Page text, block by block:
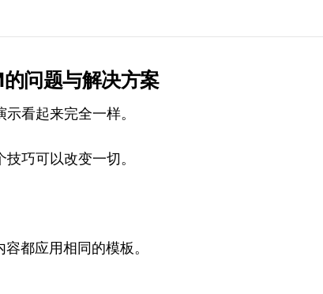
问题与解决方案
看起来完全一样。
巧可以改变一切。
都应用相同的模板。